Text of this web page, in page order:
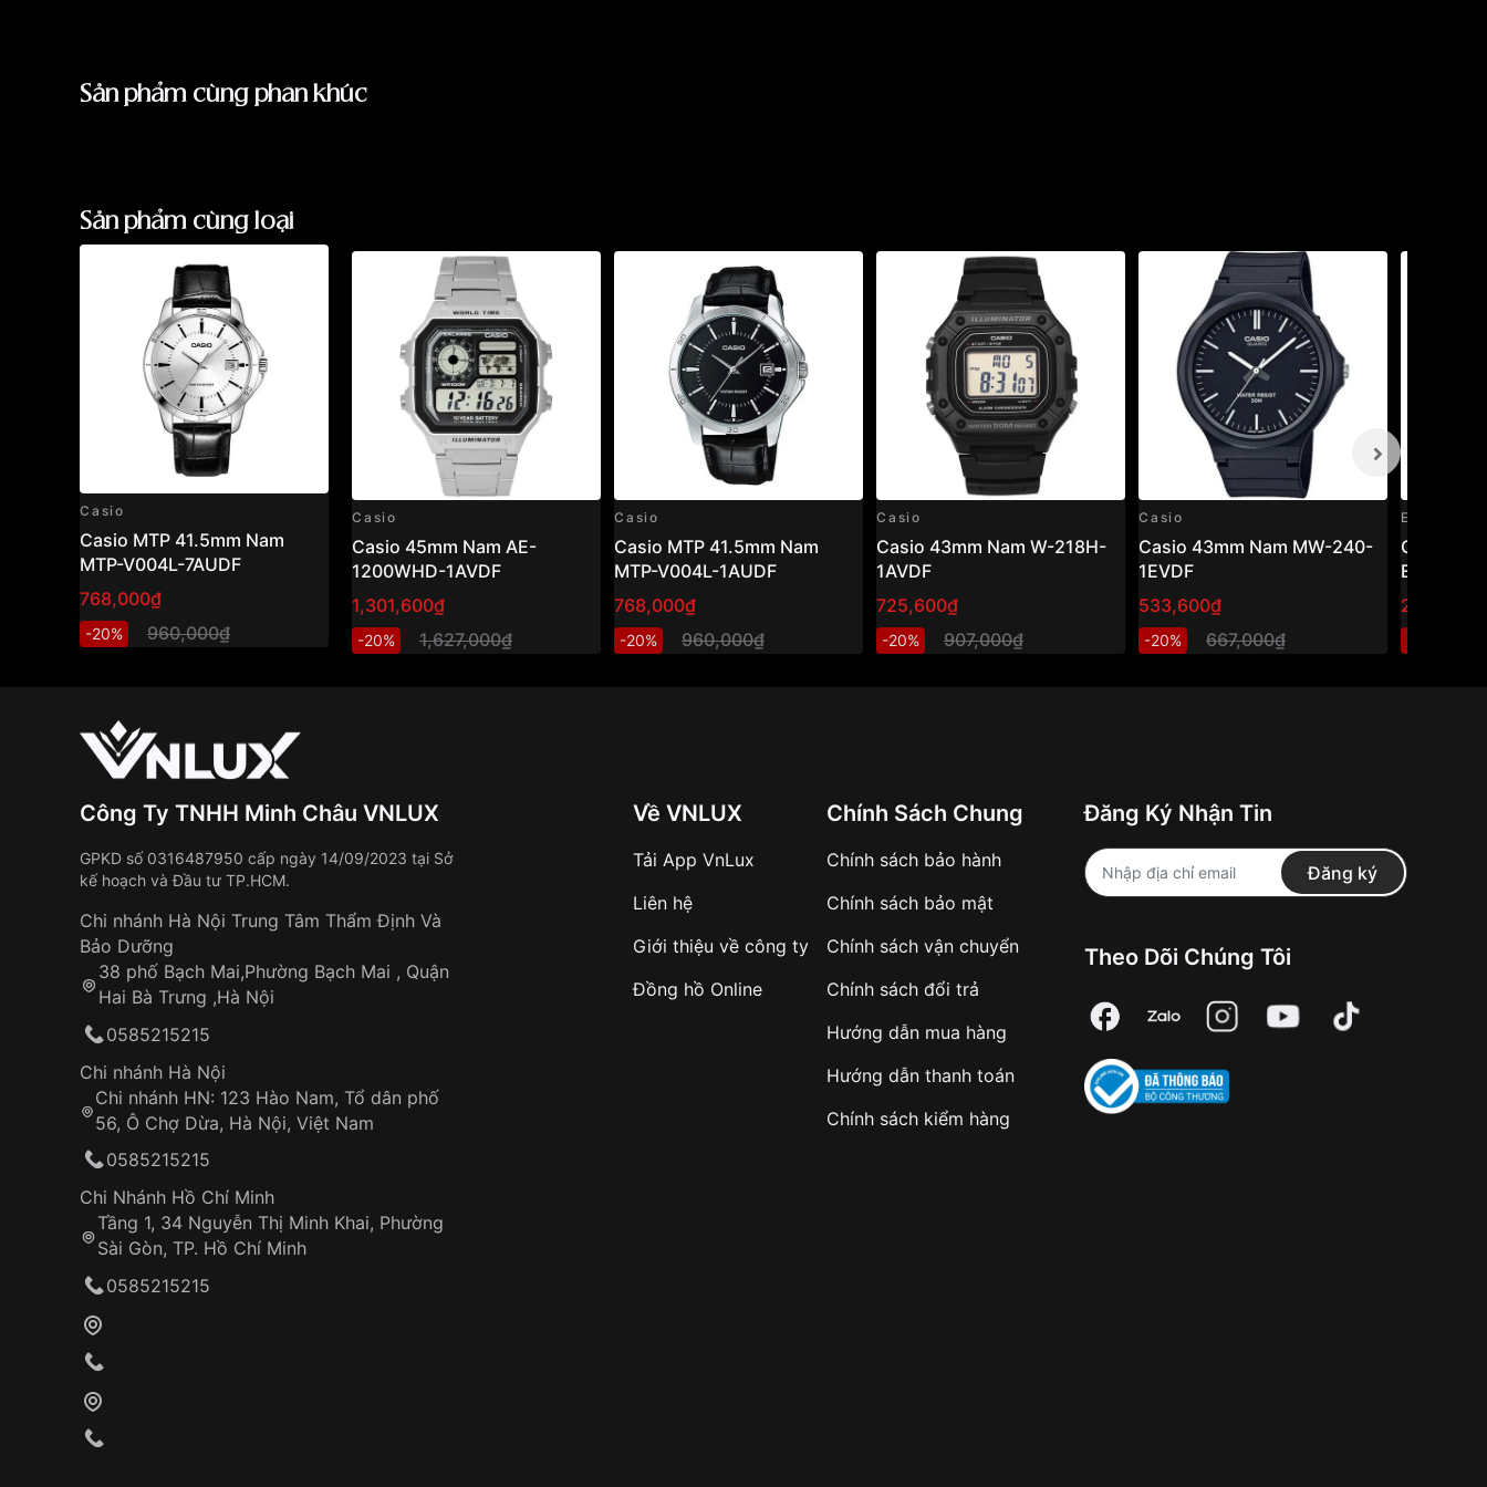
Sản phẩm cùng phân khúc
Sản phẩm cùng loại
Casio
Casio MTP 41.5mm Nam
MTP-V004L-7AUDF
768,000₫
-20% 960,000₫
Casio
Casio 45mm Nam AE-
1200WHD-1AVDF
1,301,600₫
-20% 1,627,000₫
Casio
Casio MTP 41.5mm Nam
MTP-V004L-1AUDF
768,000₫
-20% 960,000₫
Casio
Casio 43mm Nam W-218H-
1AVDF
725,600₫
-20% 907,000₫
Casio
Casio 43mm Nam MW-240-
1EVDF
533,600₫
-20% 667,000₫
Edifice
Casio
EFR-
Công Ty TNHH Minh Châu VNLUX
GPKD số 0316487950 cấp ngày 14/09/2023 tại Sở
kế hoạch và Đầu tư TP.HCM.
Chi nhánh Hà Nội Trung Tâm Thẩm Định Và
Bảo Dưỡng
38 phố Bạch Mai,Phường Bạch Mai , Quận
Hai Bà Trưng ,Hà Nội
0585215215
Chi nhánh Hà Nội
Chi nhánh HN: 123 Hào Nam, Tổ dân phố
56, Ô Chợ Dừa, Hà Nội, Việt Nam
0585215215
Chi Nhánh Hồ Chí Minh
Tầng 1, 34 Nguyễn Thị Minh Khai, Phường
Sài Gòn, TP. Hồ Chí Minh
0585215215
Về VNLUX
Tải App VnLux
Liên hệ
Giới thiệu về công ty
Đồng hồ Online
Chính Sách Chung
Chính sách bảo hành
Chính sách bảo mật
Chính sách vận chuyển
Chính sách đổi trả
Hướng dẫn mua hàng
Hướng dẫn thanh toán
Chính sách kiểm hàng
Đăng Ký Nhận Tin
Đăng ký
Theo Dõi Chúng Tôi